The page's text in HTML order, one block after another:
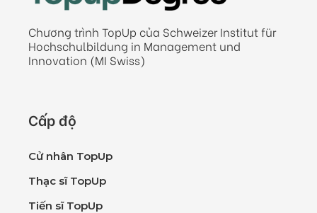
Chương trình TopUp của Schweizer Institut für
Hochschulbildung in Management und
Innovation (MI Swiss)
Cấp độ
Cử nhân TopUp
Thạc sĩ TopUp
Tiến sĩ TopUp